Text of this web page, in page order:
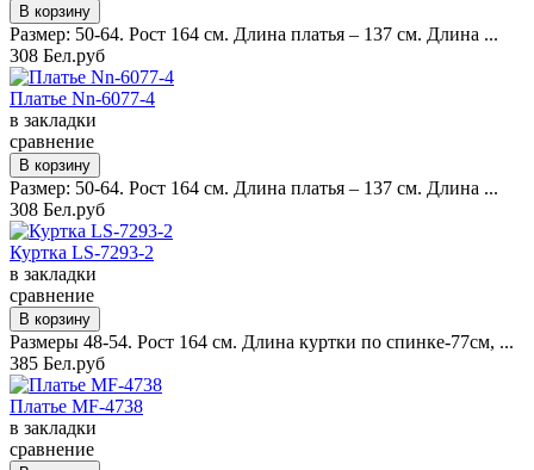
Размер: 50-64. Рост 164 см. Длина платья – 137 см. Длина ...
308 Бел.руб
Платье Nn-6077-4
в закладки
сравнение
Размер: 50-64. Рост 164 см. Длина платья – 137 см. Длина ...
308 Бел.руб
Куртка LS-7293-2
в закладки
сравнение
Размеры 48-54. Рост 164 см. Длина куртки по спинке-77см, ...
385 Бел.руб
Платье MF-4738
в закладки
сравнение